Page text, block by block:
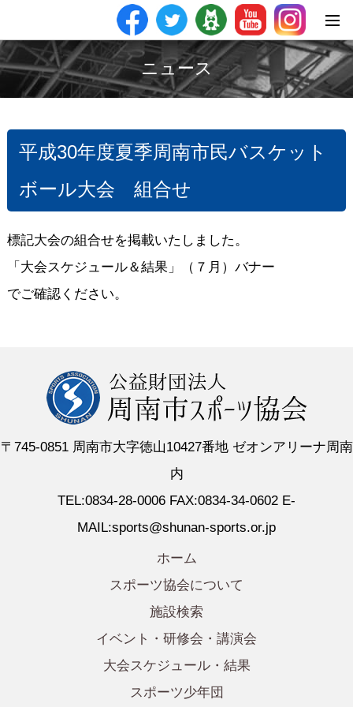
ニュース
平成30年度夏季周南市民バスケット
ボール大会 組合せ
標記大会の組合せを掲載いたしました。
「大会スケジュール＆結果」（７月）バナー
でご確認ください。
〒745-0851 周南市大字徳山10427番地 ゼオンアリーナ周南
内
TEL:0834-28-0006 FAX:0834-34-0602 E-
MAIL:sports@shunan-sports.or.jp
ホーム
スポーツ協会について
施設検索
イベント・研修会・講演会
大会スケジュール・結果
スポーツ少年団